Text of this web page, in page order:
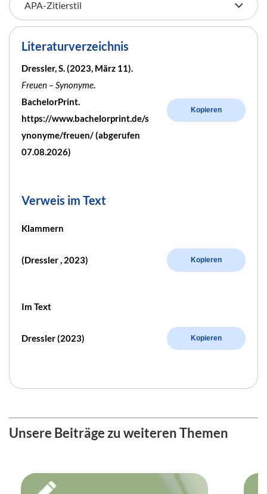
Literaturverzeichnis
Dressler, S. (2023, März 11).
Freuen – Synonyme.
BachelorPrint.
https://www.bachelorprint.de/s
ynonyme/freuen/ (abgerufen
07.08.2026)
Kopieren
Verweis im Text
Klammern
(Dressler , 2023) Kopieren
Im Text
Dressler (2023) Kopieren
Unsere Beiträge zu weiteren Themen